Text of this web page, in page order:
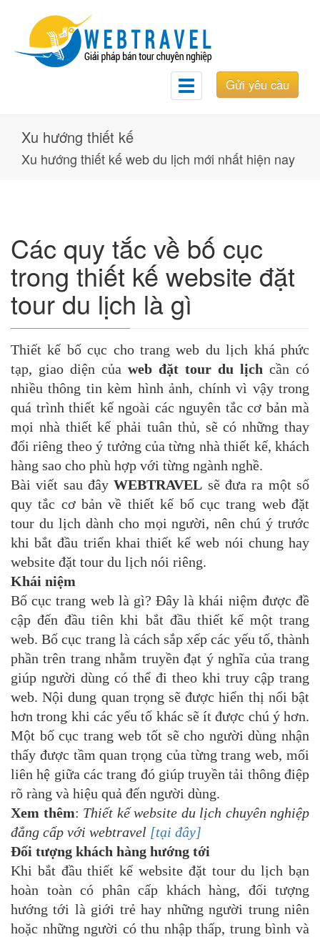
Gửi yêu cầu
Toggle
navigation
Xu hướng thiết kế
Xu hướng thiết kế web du lịch mới nhất hiện nay
Các quy tắc về bố cục
trong thiết kế website đặt
tour du lịch là gì
Thiết kế bố cục cho trang web du lịch khá phức
tạp, giao diện của web đặt tour du lịch cần có
nhiều thông tin kèm hình ảnh, chính vì vậy trong
quá trình thiết kế ngoài các nguyên tắc cơ bản mà
mọi nhà thiết kế phải tuân thủ, sẽ có những thay
đổi riêng theo ý tưởng của từng nhà thiết kế, khách
hàng sao cho phù hợp với từng ngành nghề.
Bài viết sau đâyWEBTRAVEL sẽ đưa ra một số
quy tắc cơ bản về thiết kế bố cục trang web đặt
tour du lịch dành cho mọi người, nên chú ý trước
khi bắt đầu triển khai thiết kế web nói chung hay
website đặt tour du lịch nói riêng.
Khái niệm
Bố cục trang web là gì? Đây là khái niệm được đề
cập đến đầu tiên khi bắt đầu thiết kế một trang
web. Bố cục trang là cách sắp xếp các yếu tố, thành
phần trên trang nhằm truyền đạt ý nghĩa của trang
giúp người dùng có thể đi theo khi truy cập trang
web. Nội dung quan trọng sẽ được hiển thị nổi bật
hơn trong khi các yếu tố khác sẽ ít được chú ý hơn.
Một bố cục trang web tốt sẽ cho người dùng nhận
thấy được tầm quan trọng của từng trang web, mối
liên hệ giữa các trang đó giúp truyền tải thông điệp
rõ ràng và hiệu quả đến người dùng.
Xem thêm: Thiết kế website du lịch chuyên nghiệp
đẳng cấp với webtravel [tại đây]
Đối tượng khách hàng hướng tới
Khi bắt đầu thiết kế website đặt tour du lịch bạn
hoàn toàn có phân cấp khách hàng, đối tượng
hướng tới là giới trẻ hay những người trung niên
hoặc những người có thu nhập thấp, trung bình và